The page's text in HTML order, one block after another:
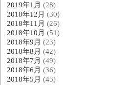
2019年1月 (28)
2018年12月 (30)
2018年11月 (26)
2018年10月 (51)
2018年9月 (23)
2018年8月 (42)
2018年7月 (49)
2018年6月 (36)
2018年5月 (43)